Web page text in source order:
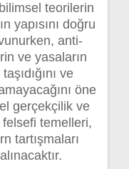
teorilerin
yapısını doğru
anti-
ve yasaların
ve
öne
gerçekçilik ve
temelleri,
tartışmaları